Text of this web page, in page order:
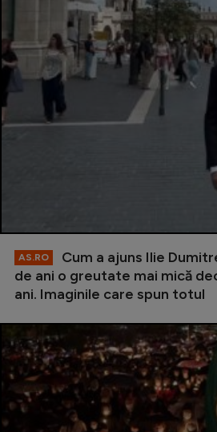
AS.RO
Cum a ajuns Ilie
de ani o greutate mai mică
ani. Imaginile care spun totul